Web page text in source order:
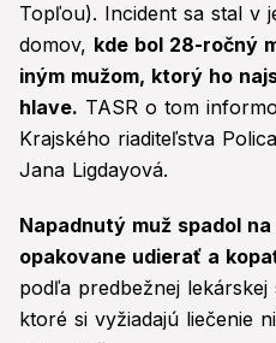
Topľou). Incident sa stal v
domov, kde bol 28-ročný
iným mužom, ktorý ho
hlave. TASR o tom
Krajského riaditeľstva
Jana Ligdayová.
Napadnutý muž spadol
opakovane udierať a
podľa predbežnej
ktoré si vyžiadajú liečenie